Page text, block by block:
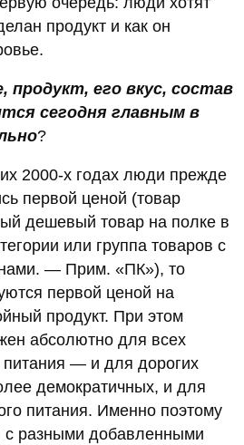
продукт и как он
продукт, его вкус, состав
сегодня главным в
?
2000-х годах люди прежде
первой ценой (товар
дешевый товар на полке в
или группа товаров с
— Прим. «ПК»), то
первой ценой на
продукт. При этом
абсолютно для всех
— и для дорогих
демократичных, и для
питания. Именно поэтому
с разными добавленными